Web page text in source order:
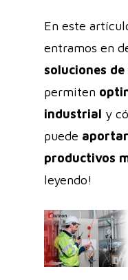
En este
entramos en
soluciones
permiten
industrial y
puede
productivos
leyendo!